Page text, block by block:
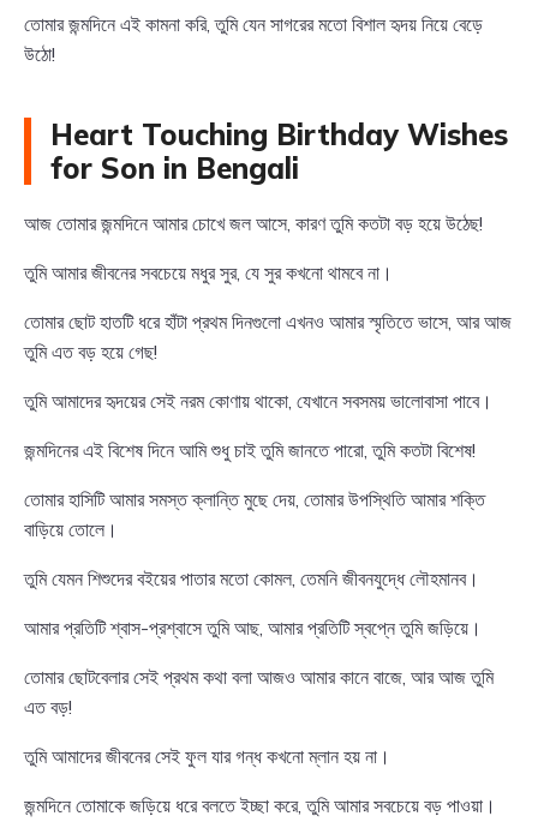
তোমার জন্মদিনে এই কামনা করি, তুমি যেন সাগরের মতো বিশাল হৃদয় নিয়ে বেড়ে
উঠো!
Heart Touching Birthday Wishes
for Son in Bengali
আজ তোমার জন্মদিনে আমার চোখে জল আসে, কারণ তুমি কতটা বড় হয়ে উঠেছ!
তুমি আমার জীবনের সবচেয়ে মধুর সুর, যে সুর কখনো থামবে না।
তোমার ছোট হাতটি ধরে হাঁটা প্রথম দিনগুলো এখনও আমার স্মৃতিতে ভাসে, আর আজ
তুমি এত বড় হয়ে গেছ!
তুমি আমাদের হৃদয়ের সেই নরম কোণায় থাকো, যেখানে সবসময় ভালোবাসা পাবে।
জন্মদিনের এই বিশেষ দিনে আমি শুধু চাই তুমি জানতে পারো, তুমি কতটা বিশেষ!
তোমার হাসিটি আমার সমস্ত ক্লান্তি মুছে দেয়, তোমার উপস্থিতি আমার শক্তি
বাড়িয়ে তোলে।
তুমি যেমন শিশুদের বইয়ের পাতার মতো কোমল, তেমনি জীবনযুদ্ধে লৌহমানব।
আমার প্রতিটি শ্বাস-প্রশ্বাসে তুমি আছ, আমার প্রতিটি স্বপ্নে তুমি জড়িয়ে।
তোমার ছোটবেলার সেই প্রথম কথা বলা আজও আমার কানে বাজে, আর আজ তুমি
এত বড়!
তুমি আমাদের জীবনের সেই ফুল যার গন্ধ কখনো ম্লান হয় না।
জন্মদিনে তোমাকে জড়িয়ে ধরে বলতে ইচ্ছা করে, তুমি আমার সবচেয়ে বড় পাওয়া।